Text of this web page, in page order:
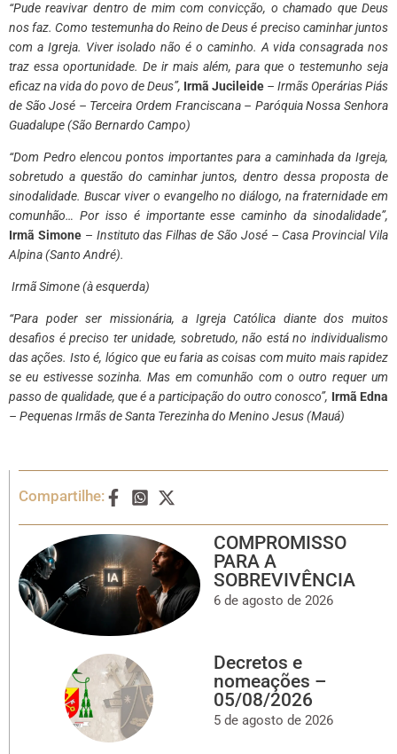
“Pude reavivar dentro de mim com convicção, o chamado que Deus
nos faz. Como testemunha do Reino de Deus é preciso caminhar juntos
com a Igreja. Viver isolado não é o caminho. A vida consagrada nos
traz essa oportunidade. De ir mais além, para que o testemunho seja
eficaz na vida do povo de Deus”, Irmã Jucileide – Irmãs Operárias Piás
de São José – Terceira Ordem Franciscana – Paróquia Nossa Senhora
Guadalupe (São Bernardo Campo)
“Dom Pedro elencou pontos importantes para a caminhada da Igreja,
sobretudo a questão do caminhar juntos, dentro dessa proposta de
sinodalidade. Buscar viver o evangelho no diálogo, na fraternidade em
comunhão… Por isso é importante esse caminho da sinodalidade”,
Irmã Simone– Instituto das Filhas de São José – Casa Provincial Vila
Alpina (Santo André).
​Irmã Simone (à esquerda)
“Para poder ser missionária, a Igreja Católica diante dos muitos
desafios é preciso ter unidade, sobretudo, não está no individualismo
das ações. Isto é, lógico que eu faria as coisas com muito mais rapidez
se eu estivesse sozinha. Mas em comunhão com o outro requer um
passo de qualidade, que é a participação do outro conosco”, Irmã Edna
– Pequenas Irmãs de Santa Terezinha do Menino Jesus (Mauá)
Compartilhe:
COMPROMISSO
PARA A
SOBREVIVÊNCIA
6 de agosto de 2026
Decretos e
nomeações –
05/08/2026
5 de agosto de 2026